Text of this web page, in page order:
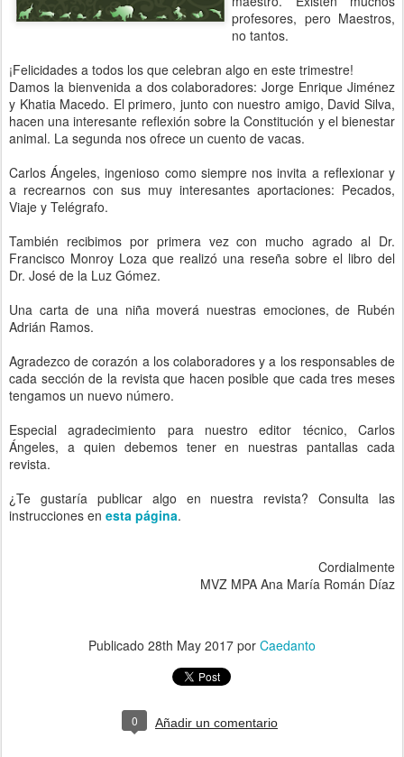
profesores, pero Maestros,
no tantos.
¡Felicidades a todos los que celebran algo en este trimestre!
Damos la bienvenida a dos colaboradores: Jorge Enrique Jiménez
y Khatia Macedo. El primero, junto con nuestro amigo, David Silva,
hacen una interesante reflexión sobre la Constitución y el bienestar
animal. La segunda nos ofrece un cuento de vacas.
Carlos Ángeles, ingenioso como siempre nos invita a reflexionar y
a recrearnos con sus muy interesantes aportaciones: Pecados,
Viaje y Telégrafo.
También recibimos por primera vez con mucho agrado al Dr.
Francisco Monroy Loza que realizó una reseña sobre el libro del
Dr. José de la Luz Gómez.
Una carta de una niña moverá nuestras emociones, de Rubén
Adrián Ramos.
Agradezco de corazón a los colaboradores y a los responsables de
cada sección de la revista que hacen posible que cada tres meses
tengamos un nuevo número.
Especial agradecimiento para nuestro editor técnico, Carlos
Ángeles, a quien debemos tener en nuestras pantallas cada
revista.
¿Te gustaría publicar algo en nuestra revista? Consulta las
instrucciones en esta página.
Cordialmente
MVZ MPA Ana María Román Díaz
Publicado 28th May 2017 por Caedanto
0 Añadir un comentario